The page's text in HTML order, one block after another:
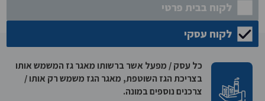
לקוח בבית פרטי
לקוח עסקי
כל עסק / מפעל אשר ברשותו מאגר גז המשמש אותו
בצריכת הגז השוטפת, מאגר הגז משמש רק אותו /
צרכנים נוספים במונה.